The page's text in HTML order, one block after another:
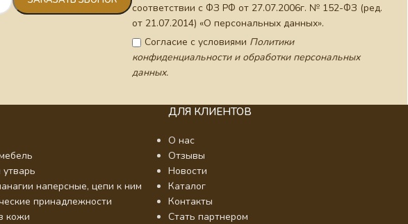
соответствии с ФЗ РФ от 27.07.2006г. № 152-ФЗ (ред.
от 21.07.2014) «О персональных данных».
Согласие с условиями Политики
конфиденциальности и обработки персональных
данных.
наперсные, цепи к ним
принадлежности
кожи
ДЛЯ КЛИЕНТОВ
О нас
Отзывы
Новости
Каталог
Контакты
Стать партнером